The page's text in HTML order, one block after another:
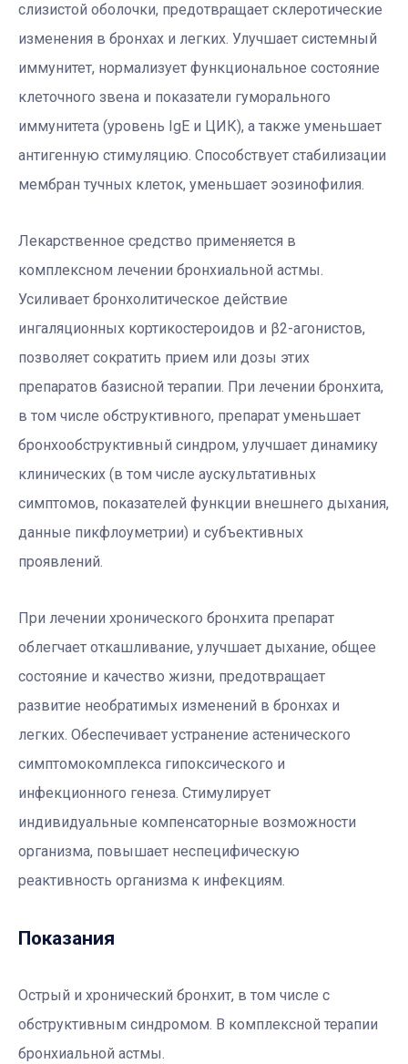
слизистой оболочки, предотвращает склеротические
изменения в бронхах и легких. Улучшает системный
иммунитет, нормализует функциональное состояние
клеточного звена и показатели гуморального
иммунитета (уровень IgE и ЦИК), а также уменьшает
антигенную стимуляцию. Способствует стабилизации
мембран тучных клеток, уменьшает эозинофилия.
Лекарственное средство применяется в
комплексном лечении бронхиальной астмы.
Усиливает бронхолитическое действие
ингаляционных кортикостероидов и β2-агонистов,
позволяет сократить прием или дозы этих
препаратов базисной терапии. При лечении бронхита,
в том числе обструктивного, препарат уменьшает
бронхообструктивный синдром, улучшает динамику
клинических (в том числе аускультативных
симптомов, показателей функции внешнего дыхания,
данные пикфлоуметрии) и субъективных
проявлений.
При лечении хронического бронхита препарат
облегчает откашливание, улучшает дыхание, общее
состояние и качество жизни, предотвращает
развитие необратимых изменений в бронхах и
легких. Обеспечивает устранение астенического
симптомокомплекса гипоксического и
инфекционного генеза. Стимулирует
индивидуальные компенсаторные возможности
организма, повышает неспецифическую
реактивность организма к инфекциям.
Показания
Острый и хронический бронхит, в том числе с
обструктивным синдромом. В комплексной терапии
бронхиальной астмы.